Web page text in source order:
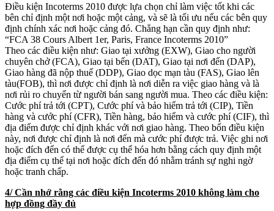
Điều kiện Incoterms 2010 được lựa chọn chỉ làm việc tốt khi các
bên chỉ định một nơi hoặc một cảng, và sẽ là tối ưu nếu các bên quy
định chính xác nơi hoặc cảng đó. Chẳng hạn cần quy định như:
“FCA 38 Cours Albert 1er, Paris, France Incoterms 2010”
Theo các điều kiện như: Giao tại xưởng (EXW), Giao cho người
chuyên chở (FCA), Giao tại bến (DAT), Giao tại nơi đến (DAP),
Giao hàng đã nộp thuế (DDP), Giao dọc mạn tàu (FAS), Giao lên
tàu(FOB), thì nơi được chỉ định là nơi diễn ra việc giao hàng và là
nơi rủi ro chuyển từ người bán sang người mua. Theo các điều kiện:
Cước phí trả tới (CPT), Cước phí và bảo hiểm trả tới (CIP), Tiền
hàng và cước phí (CFR), Tiền hàng, bảo hiểm và cước phí (CIF), thì
địa điểm được chỉ định khác với nơi giao hàng. Theo bốn điều kiện
này, nơi được chỉ định là nơi đến mà cước phí được trả. Việc ghi nơi
hoặc đích đến có thể được cụ thể hóa hơn bằng cách quy định một
địa điểm cụ thể tại nơi hoặc đích đến đó nhằm tránh sự nghi ngờ
hoặc tranh chấp.
4/ Cần nhớ rằng các điều kiện Incoterms 2010 không làm cho
hợp đồng đầy đủ